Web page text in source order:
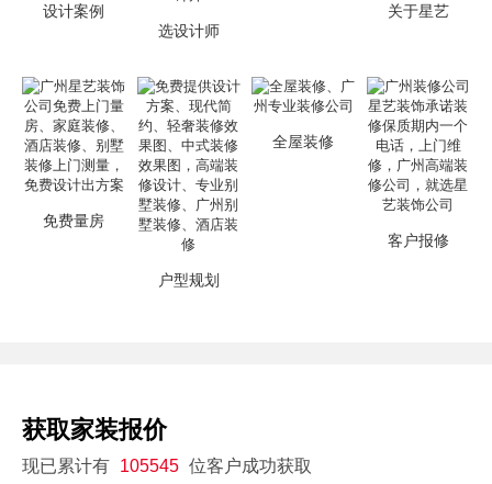
设计案例
选设计师
关于星艺
免费量房
户型规划
全屋装修
客户报修
获取家装报价
现已累计有 105545 位客户成功获取